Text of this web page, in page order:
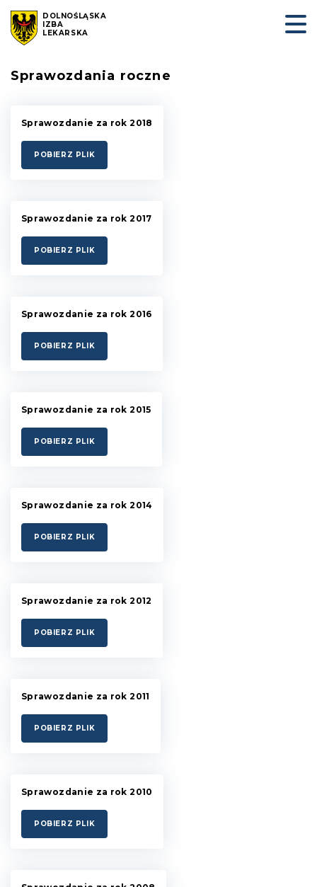
DOLNOŚLĄSKA
IZBA
LEKARSKA
Sprawozdania roczne
Sprawozdanie za rok 2018
POBIERZ PLIK
Sprawozdanie za rok 2017
POBIERZ PLIK
Sprawozdanie za rok 2016
POBIERZ PLIK
Sprawozdanie za rok 2015
POBIERZ PLIK
Sprawozdanie za rok 2014
POBIERZ PLIK
Sprawozdanie za rok 2012
POBIERZ PLIK
Sprawozdanie za rok 2011
POBIERZ PLIK
Sprawozdanie za rok 2010
POBIERZ PLIK